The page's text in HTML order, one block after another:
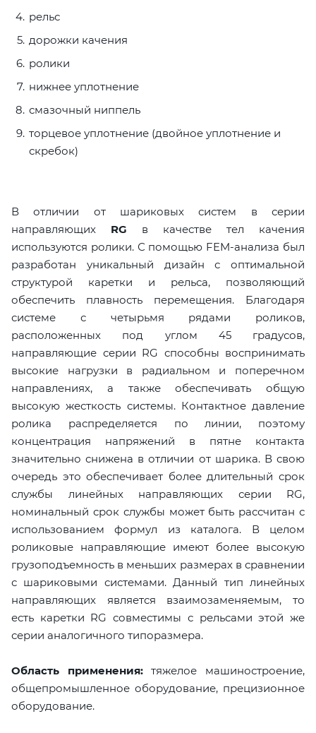
рельс
дорожки качения
ролики
нижнее уплотнение
смазочный ниппель
торцевое уплотнение (двойное уплотнение и
скребок)
В отличии от шариковых систем в серии
направляющих RG в качестве тел качения
используются ролики. С помощью FEM-анализа был
разработан уникальный дизайн с оптимальной
структурой каретки и рельса, позволяющий
обеспечить плавность перемещения. Благодаря
системе с четырьмя рядами роликов,
расположенных под углом 45 градусов,
направляющие серии RG способны воспринимать
высокие нагрузки в радиальном и поперечном
направлениях, а также обеспечивать общую
высокую жесткость системы. Контактное давление
ролика распределяется по линии, поэтому
концентрация напряжений в пятне контакта
значительно снижена в отличии от шарика. В свою
очередь это обеспечивает более длительный срок
службы линейных направляющих серии RG,
номинальный срок службы может быть рассчитан с
использованием формул из каталога. В целом
роликовые направляющие имеют более высокую
грузоподъемность в меньших размерах в сравнении
с шариковыми системами. Данный тип линейных
направляющих является взаимозаменяемым, то
есть каретки RG совместимы с рельсами этой же
серии аналогичного типоразмера.
Область применения:тяжелое машиностроение,
общепромышленное оборудование, прецизионное
оборудование.